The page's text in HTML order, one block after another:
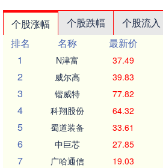
个股涨幅 个股跌幅 个股流入
排名
名称 最新价
1
N津富 37.49
2 威尔高 39.83
3 锴威特 77.82
4 科翔股份 64.32
5 蜀道装备 33.61
6 中巨芯 27.85
7 广哈通信 19.03